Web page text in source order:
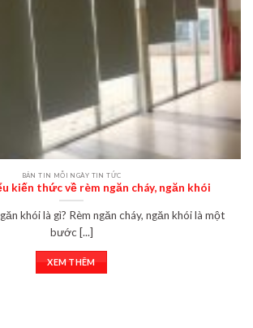
BẢN TIN MỖI NGÀY TIN TỨC
kiến thức về rèm ngăn cháy, ngăn khói
khói là gì? Rèm ngăn cháy, ngăn khói là một
bước [...]
XEM THÊM